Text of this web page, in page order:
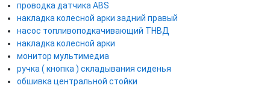
проводка датчика ABS
накладка колесной арки задний правый
насос топливоподкачивающий ТНВД
накладка колесной арки
монитор мультимедиа
ручка ( кнопка ) складывания сиденья
обшивка центральной стойки